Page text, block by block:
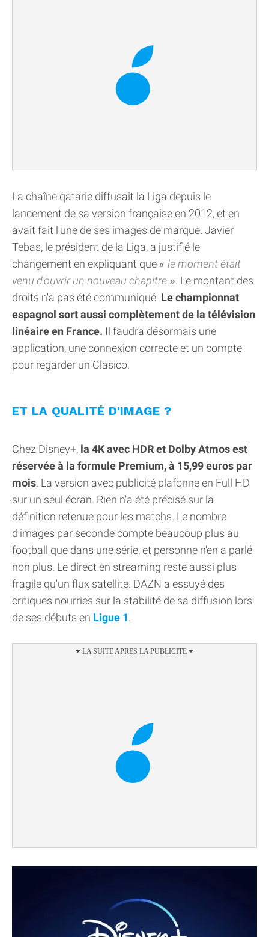
La chaîne qatarie diffusait la Liga depuis le
lancement de sa version française en 2012, et en
avait fait l'une de ses images de marque. Javier
Tebas, le président de la Liga, a justifié le
changement en expliquant que
le moment était
venu d'ouvrir un nouveau chapitre
. Le montant des
droits n'a pas été communiqué. Le championnat
espagnol sort aussi complètement de la télévision
linéaire en France. Il faudra désormais une
application, une connexion correcte et un compte
pour regarder un Clasico.
ET LA QUALITÉ D'IMAGE ?
Chez Disney+, la 4K avec HDR et Dolby Atmos est
réservée à la formule Premium, à 15,99 euros par
mois. La version avec publicité plafonne en Full HD
sur un seul écran. Rien n'a été précisé sur la
définition retenue pour les matchs. Le nombre
d'images par seconde compte beaucoup plus au
football que dans une série, et personne n'en a parlé
non plus. Le direct en streaming reste aussi plus
fragile qu'un flux satellite. DAZN a essuyé des
critiques nourries sur la stabilité de sa diffusion lors
de ses débuts en Ligue 1.